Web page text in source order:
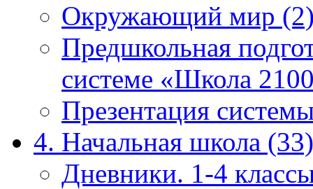
Окружающий мир
Предшкольная
системе «Школа
Презентация
4. Начальная школа (33)
Дневники. 1-4